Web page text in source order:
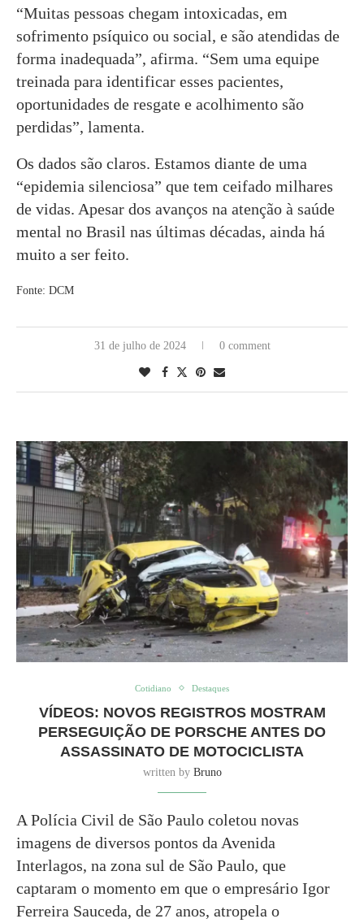
“Muitas pessoas chegam intoxicadas, em
sofrimento psíquico ou social, e são atendidas de
forma inadequada”, afirma. “Sem uma equipe
treinada para identificar esses pacientes,
oportunidades de resgate e acolhimento são
perdidas”, lamenta.
Os dados são claros. Estamos diante de uma
“epidemia silenciosa” que tem ceifado milhares
de vidas. Apesar dos avanços na atenção à saúde
mental no Brasil nas últimas décadas, ainda há
muito a ser feito.
Fonte: DCM
31 de julho de 2024 0 comment
Cotidiano Destaques
VÍDEOS: NOVOS REGISTROS MOSTRAM
PERSEGUIÇÃO DE PORSCHE ANTES DO
ASSASSINATO DE MOTOCICLISTA
written by Bruno
A Polícia Civil de São Paulo coletou novas
imagens de diversos pontos da Avenida
Interlagos, na zona sul de São Paulo, que
captaram o momento em que o empresário Igor
Ferreira Sauceda, de 27 anos, atropela o